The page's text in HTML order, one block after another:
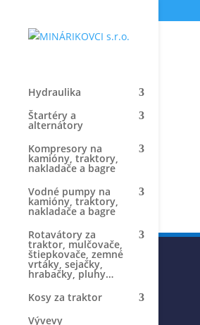
Hydraulika
Štartéry a
alternátory
Kompresory na
kamióny, traktory,
nakladače a bagre
Vodné pumpy na
kamióny, traktory,
nakladače a bagre
Rotavátory za
traktor, mulčovače,
štiepkovače, zemné
vrtáky, sejačky,
hrabačky, pluhy…
Kosy za traktor
Vývevy